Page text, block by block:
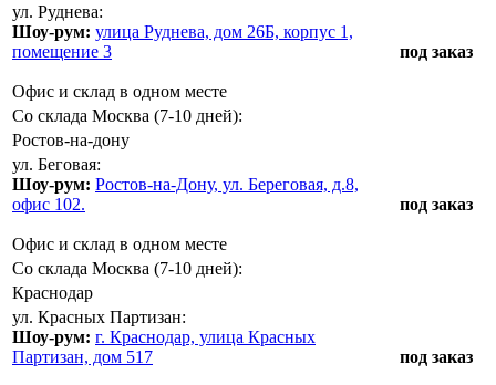
ул. Руднева:
Шоу-рум: улица Руднева, дом 26Б, корпус 1,
помещение 3
Офис и склад в одном месте
под заказ
Со склада Москва (7-10 дней):
Ростов-на-дону
ул. Беговая:
Шоу-рум: Ростов-на-Дону, ул. Береговая, д.8,
офис 102.
Офис и склад в одном месте
под заказ
Со склада Москва (7-10 дней):
Краснодар
ул. Красных Партизан:
Шоу-рум: г. Краснодар, улица Красных
Партизан, дом 517
под заказ